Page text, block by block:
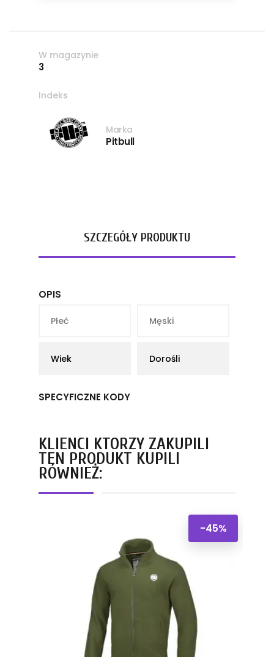
W magazynie
3
Indeks
Marka
Pitbull
SZCZEGÓŁY PRODUKTU
OPIS
Płeć Męski
Wiek Dorośli
SPECYFICZNE KODY
KLIENCI KTÓRZY ZAKUPILI
TEN PRODUKT KUPILI
RÓWNIEŻ:
-45%